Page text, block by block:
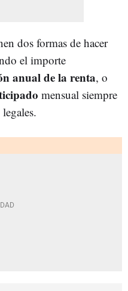
dos formas de hacer
el importe
anual de la renta, o
mensual siempre